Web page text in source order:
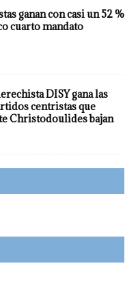
ganan con casi un 52 %
cuarto mandato
DISY gana las
centristas que
Christodoulides bajan